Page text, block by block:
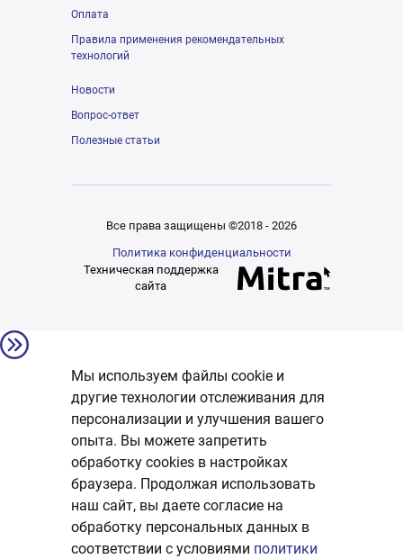
Оплата
Правила применения рекомендательных
технологий
Новости
Вопрос-ответ
Полезные статьи
Все права защищены ©2018 - 2026
Политика конфиденциальности
Техническая поддержка
сайта
Мы используем файлы cookie и
другие технологии отслеживания для
персонализации и улучшения вашего
опыта. Вы можете запретить
обработку сookies в настройках
браузера. Продолжая использовать
наш сайт, вы даете согласие на
обработку персональных данных в
соответствии с условиями политики